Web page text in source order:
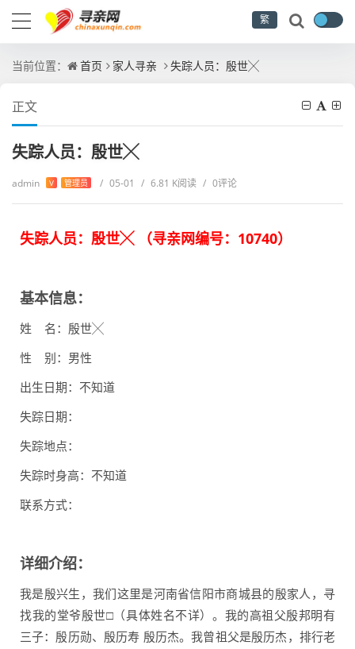
繁
当前位置： 首页 家人寻亲 失踪人员：殷世╳
正文
失踪人员：殷世╳
admin V 管理员 / 05-01 / 6.81 K阅读 / 0评论
失踪人员：殷世╳ （寻亲网编号： 10740）
基本信息：
姓 名：殷世╳
性 别：男性
出生日期：不知道
失踪日期：
失踪地点：
失踪时身高：不知道
联系方式：
详细介绍：
我是殷兴生，我们这里是河南省信阳市商城县的殷家人，寻
找我的堂爷殷世□（具体姓名不详）。我的高祖父殷邦明有
三子：殷历勋、殷历寿 殷历杰。我曾祖父是殷历杰，排行老